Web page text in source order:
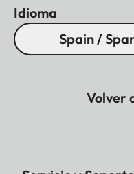
Idioma
Spain /
Volver